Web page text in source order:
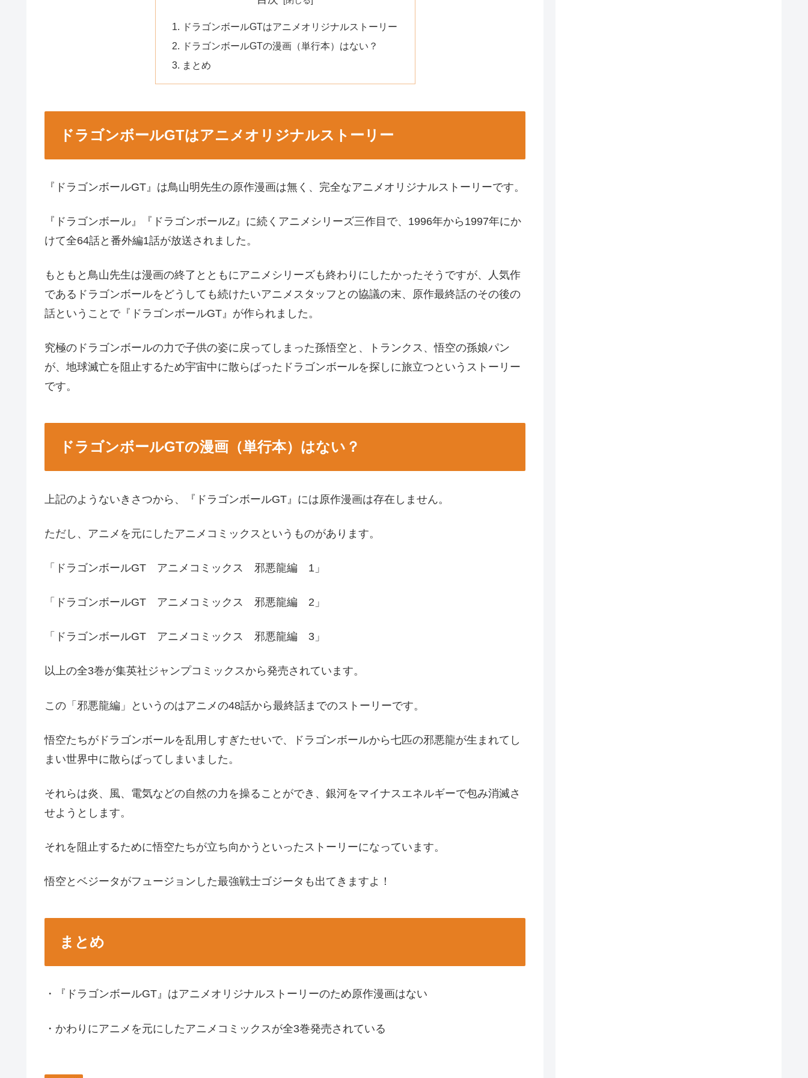
ドラゴンボールGTはアニメオリジナルストーリー
ドラゴンボールGTの漫画（単行本）はない？
まとめ
ドラゴンボールGTはアニメオリジナルストーリー
『ドラゴンボールGT』は鳥山明先生の原作漫画は無く、完全なアニメオリジナルストーリーです。
『ドラゴンボール』『ドラゴンボールZ』に続くアニメシリーズ三作目で、1996年から1997年にか
けて全64話と番外編1話が放送されました。
もともと鳥山先生は漫画の終了とともにアニメシリーズも終わりにしたかったそうですが、人気作
であるドラゴンボールをどうしても続けたいアニメスタッフとの協議の末、原作最終話のその後の
話ということで『ドラゴンボールGT』が作られました。
究極のドラゴンボールの力で子供の姿に戻ってしまった孫悟空と、トランクス、悟空の孫娘パン
が、地球滅亡を阻止するため宇宙中に散らばったドラゴンボールを探しに旅立つというストーリー
です。
ドラゴンボールGTの漫画（単行本）はない？
上記のようないきさつから、『ドラゴンボールGT』には原作漫画は存在しません。
ただし、アニメを元にしたアニメコミックスというものがあります。
「ドラゴンボールGT アニメコミックス 邪悪龍編 1」
「ドラゴンボールGT アニメコミックス 邪悪龍編 2」
「ドラゴンボールGT アニメコミックス 邪悪龍編 3」
以上の全3巻が集英社ジャンプコミックスから発売されています。
この「邪悪龍編」というのはアニメの48話から最終話までのストーリーです。
悟空たちがドラゴンボールを乱用しすぎたせいで、ドラゴンボールから七匹の邪悪龍が生まれてし
まい世界中に散らばってしまいました。
それらは炎、風、電気などの自然の力を操ることができ、銀河をマイナスエネルギーで包み消滅さ
せようとします。
それを阻止するために悟空たちが立ち向かうといったストーリーになっています。
悟空とベジータがフュージョンした最強戦士ゴジータも出てきますよ！
まとめ
・『ドラゴンボールGT』はアニメオリジナルストーリーのため原作漫画はない
・かわりにアニメを元にしたアニメコミックスが全3巻発売されている